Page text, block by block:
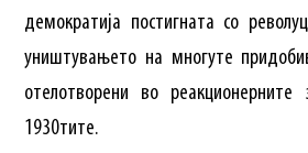
демократија постигната со
уништувањето на многуте
отелотворени во
1930тите.